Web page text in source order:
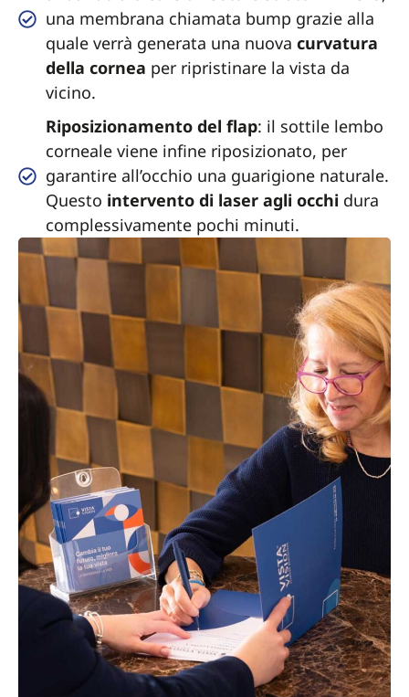
una membrana chiamata bump grazie alla
quale verrà generata una nuova curvatura
della cornea per ripristinare la vista da
vicino.
Riposizionamento del flap: il sottile lembo
corneale viene infine riposizionato, per
garantire all’occhio una guarigione naturale.
Questo intervento di laser agli occhi dura
complessivamente pochi minuti.